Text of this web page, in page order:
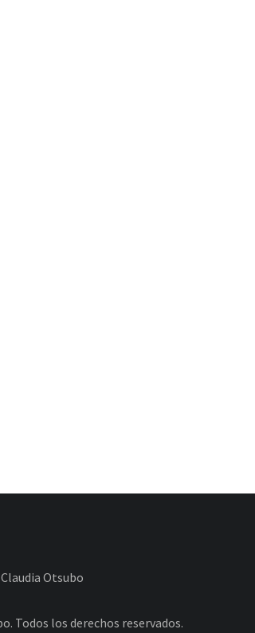
Todos los derechos reservados.